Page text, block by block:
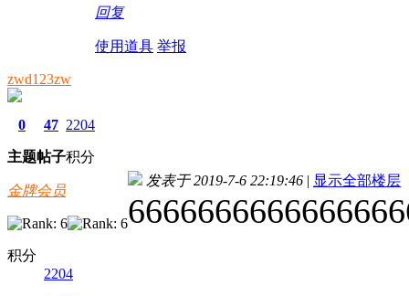
回复
使用道具 举报
zwd123zw
0
主题
47
帖子
2204
积分
金牌会员
积分
2204
发表于 2019-7-6 22:19:46 | 显示全部楼层